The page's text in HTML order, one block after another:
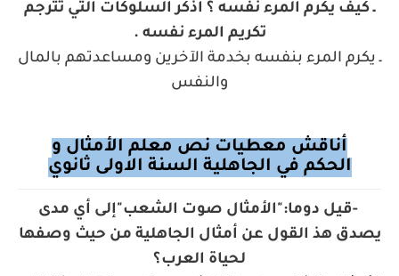
ـ كيف يكرم المرء نفسه ؟ اذكر السلوكات التي تترجم
تكريم المرء نفسه .
ـ يكرم المرء بنفسه بخدمة الآخرين ومساعدتهم بالمال
والنفس
أناقش معطيات نص معلم الأمثال و
الحكم في الجاهلية السنة الاولى ثانوي
-قيل دوما:"الأمثال صوت الشعب"إلى أي مدى
يصدق هذ القول عن أمثال الجاهلية من حيث وصفها
لحياة العرب؟